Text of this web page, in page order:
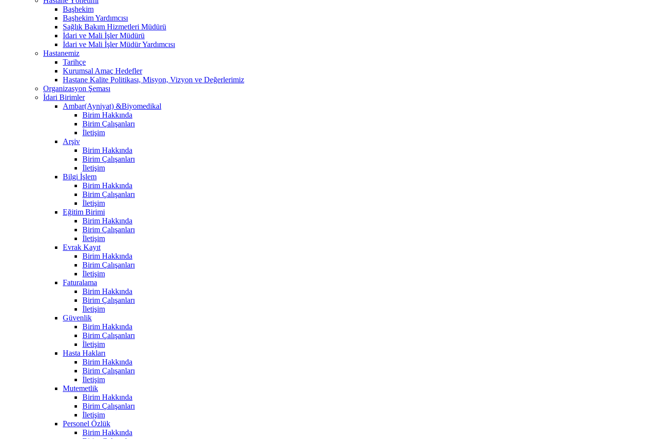
Başhekim
Başhekim Yardımcısı
Sağlık Bakım Hizmetleri Müdürü
İdari ve Mali İşler Müdürü
İdari ve Mali İşler Müdür Yardımcısı
Hastanemiz
Tarihçe
Kurumsal Amaç Hedefler
Hastane Kalite Politikası, Misyon, Vizyon ve Değerlerimiz
Organizasyon Şeması
İdari Birimler
Ambar(Ayniyat) &Biyomedikal
Birim Hakkında
Birim Çalışanları
İletişim
Arşiv
Birim Hakkında
Birim Çalışanları
İletişim
Bilgi İşlem
Birim Hakkında
Birim Çalışanları
İletişim
Eğitim Birimi
Birim Hakkında
Birim Çalışanları
İletişim
Evrak Kayıt
Birim Hakkında
Birim Çalışanları
İletişim
Faturalama
Birim Hakkında
Birim Çalışanları
İletişim
Güvenlik
Birim Hakkında
Birim Çalışanları
İletişim
Hasta Hakları
Birim Hakkında
Birim Çalışanları
İletişim
Mutemetlik
Birim Hakkında
Birim Çalışanları
İletişim
Personel Özlük
Birim Hakkında